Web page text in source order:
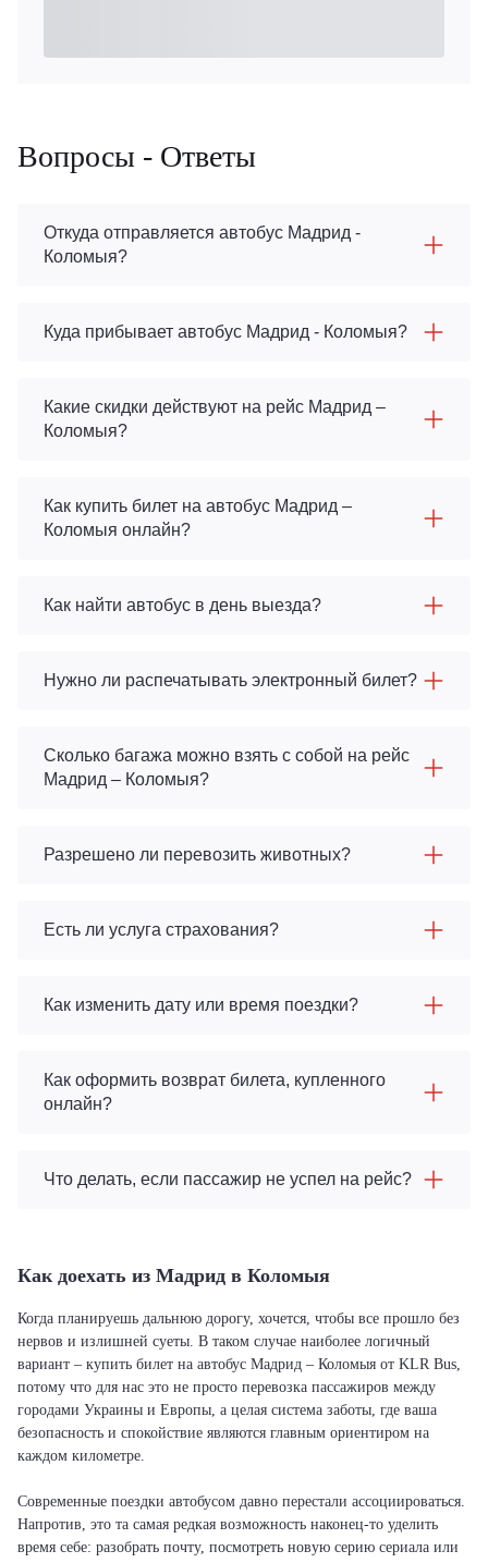
Вопросы - Ответы
Откуда отправляется автобус Мадрид -
Коломыя?
Куда прибывает автобус Мадрид - Коломыя?
Какие скидки действуют на рейс Мадрид –
Коломыя?
Как купить билет на автобус Мадрид –
Коломыя онлайн?
Как найти автобус в день выезда?
Нужно ли распечатывать электронный билет?
Сколько багажа можно взять с собой на рейс
Мадрид – Коломыя?
Разрешено ли перевозить животных?
Есть ли услуга страхования?
Как изменить дату или время поездки?
Как оформить возврат билета, купленного
онлайн?
Что делать, если пассажир не успел на рейс?
Как доехать из Мадрид в Коломыя
Когда планируешь дальнюю дорогу, хочется, чтобы все прошло без
нервов и излишней суеты. В таком случае наиболее логичный
вариант – купить билет на автобус Мадрид – Коломыя от KLR Bus,
потому что для нас это не просто перевозка пассажиров между
городами Украины и Европы, а целая система заботы, где ваша
безопасность и спокойствие являются главным ориентиром на
каждом километре.
Современные поездки автобусом давно перестали ассоциироваться.
Напротив, это та самая редкая возможность наконец-то уделить
время себе: разобрать почту, посмотреть новую серию сериала или